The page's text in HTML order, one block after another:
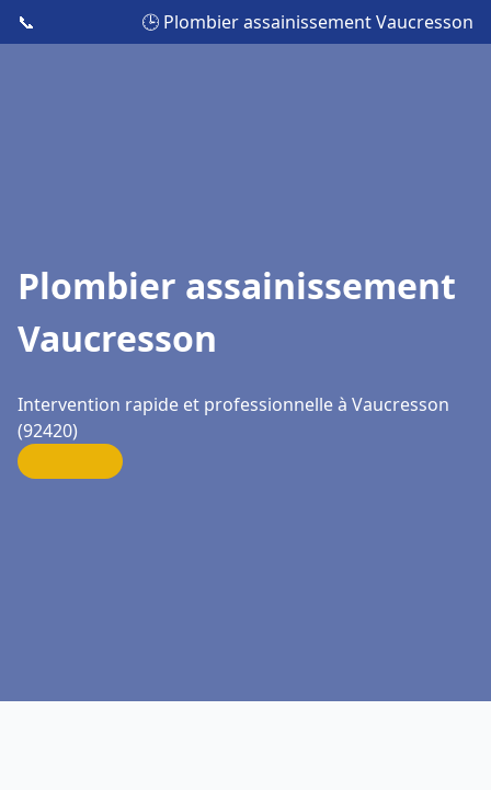
📞 🕒 Plombier assainissement Vaucresson
Plombier assainissement
Vaucresson
Intervention rapide et professionnelle à Vaucresson
(92420)